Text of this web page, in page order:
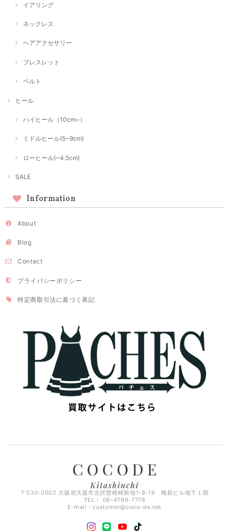
イアリング
ネックレス
ヘアアクセサリー
ブレスレット
ベルト
ヒール
ハイヒール（10cm~）
ミドルヒール(5~9cm)
ローヒール(~4.5cm)
SALE
Information
About
Blog
Contact
プライバシーポリシー
特定商取引法に基づく表記
〒530-0002 大阪府大阪市北区曽根崎新地1-8-19 梅新ビル地下１階
TEL： 06-4796-7778
E-mail：customer@coco-de.net